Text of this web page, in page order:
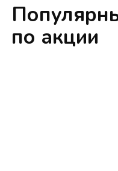
по акции